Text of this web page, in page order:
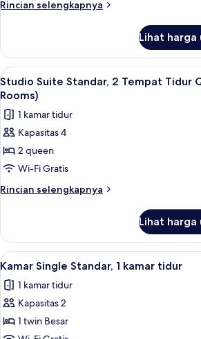
Tempat
Double,
dapur
kecil
Rincian selengkapnya
Rincian
Kamar
Double,
2
Tempat
Double,
dapur
Lihat harga
Lihat
semua
foto
untuk
Studio
Suite
Standar,
2
Queen
(Queen
Rooms)
Setrika/
8
Studio Suite Standar, 2 Tempat Tidur
Rooms)
1 kamar tidur
Kapasitas 4
2 queen
Wi-Fi Gratis
Rincian selengkapnya
Rincian
Studio
Suite
Standar,
Tempat
Tidur
(Queen
Lihat harga
Lihat
semua
foto
untuk
Kamar
Setrika/
2
Kamar Single Standar, 1 kamar tidur
1 kamar tidur
Kapasitas 2
1 twin Besar